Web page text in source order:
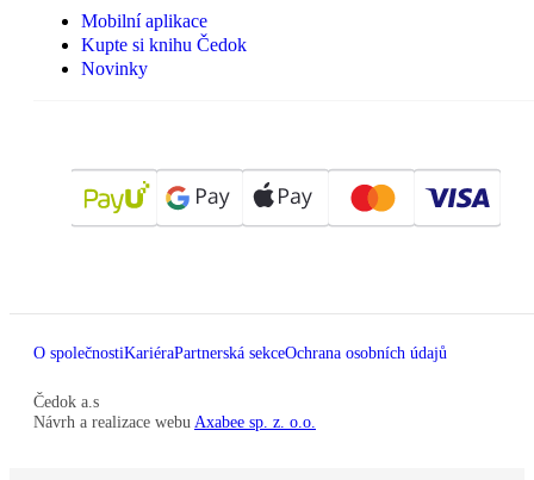
Mobilní aplikace
Kupte si knihu Čedok
Novinky
O společnostiKariéraPartnerská sekceOchrana osobních údajů
Čedok a.s
Návrh a realizace webu Axabee sp. z. o.o.